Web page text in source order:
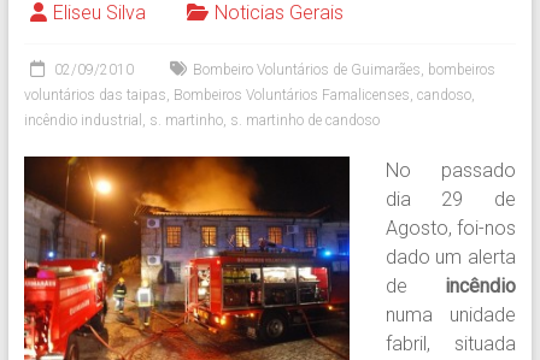
Eliseu Silva Noticias Gerais
02/09/2010 Bombeiro Voluntários de Guimarães, bombeiros
voluntários das taipas, Bombeiros Voluntários Famalicenses, candoso,
incêndio industrial , s. martinho, s. martinho de candoso
No passado
dia 29 de
Agosto, foi-nos
dado um alerta
de incêndio
numa unidade
fabril, situada